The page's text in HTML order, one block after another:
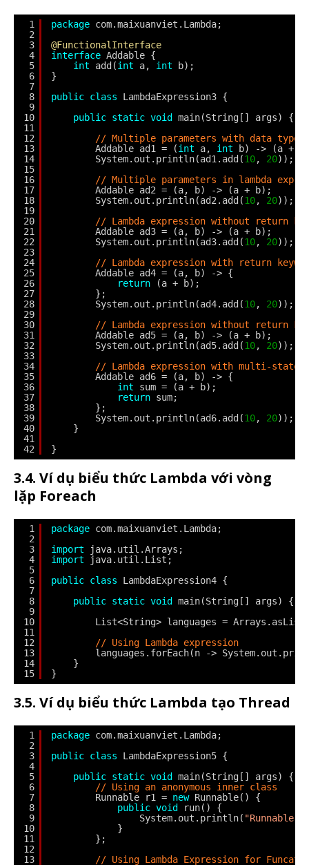
1
2
3
4
5
6
7
8
9
10
11
12
13
14
15
16
17
18
19
20
21
22
23
24
25
26
27
28
29
30
31
32
33
34
35
36
37
38
39
40
41
42
package com.maixuanviet.Lambda;
@FunctionalInterface
interface Addable {
int
add(int a, int
b);
}
public class
LambdaExpression3 {
public static void
main(String[] args) {
// Multiple parameters with data type
Addable ad1 = (int a, int
b) -> (a +
System.out.println(ad1.add(10, 20));
// Multiple parameters in lambda
Addable ad2 = (a, b) -> (a + b);
System.out.println(ad2.add(10, 20));
// Lambda expression without return
Addable ad3 = (a, b) -> (a + b);
System.out.println(ad3.add(10, 20));
// Lambda expression with return
Addable ad4 = (a, b) -> {
return
(a + b);
};
System.out.println(ad4.add(10, 20));
// Lambda expression without return
Addable ad5 = (a, b) -> (a + b);
System.out.println(ad5.add(10, 20));
// Lambda expression with multi-
Addable ad6 = (a, b) -> {
int
sum = (a + b);
return sum;
};
System.out.println(ad6.add(10, 20));
}
}
3.4. Ví dụ biểu thức Lambda với vòng
lặp Foreach
1
2
3
4
5
6
7
8
9
10
11
12
13
14
15
package com.maixuanviet.Lambda;
import
java.util.Arrays;
import
java.util.List;
public class
LambdaExpression4 {
public static void
main(String[] args) {
List<String> languages =
// Using Lambda expression
languages.forEach(n ->
}
}
3.5. Ví dụ biểu thức Lambda tạo Thread
1
2
3
4
5
6
7
8
9
10
11
12
13
package com.maixuanviet.Lambda;
public class
LambdaExpression5 {
public static void
main(String[] args) {
// Using an anonymous inner class
Runnable r1 = new Runnable() {
public void
run() {
System.out.println( "Runnable
}
};
// Using Lambda Expression for